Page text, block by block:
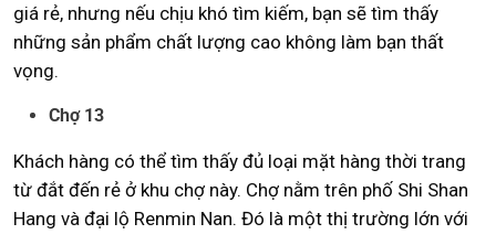
giá rẻ, nhưng nếu chịu khó tìm kiếm, bạn sẽ tìm thấy
những sản phẩm chất lượng cao không làm bạn thất
vọng.
Chợ 13
Khách hàng có thể tìm thấy đủ loại mặt hàng thời trang
từ đắt đến rẻ ở khu chợ này. Chợ nằm trên phố Shi Shan
Hang và đại lộ Renmin Nan. Đó là một thị trường lớn với